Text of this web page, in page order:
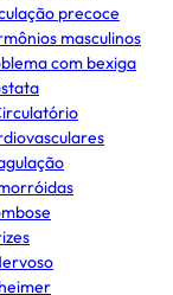
precoce
masculinos
com bexiga